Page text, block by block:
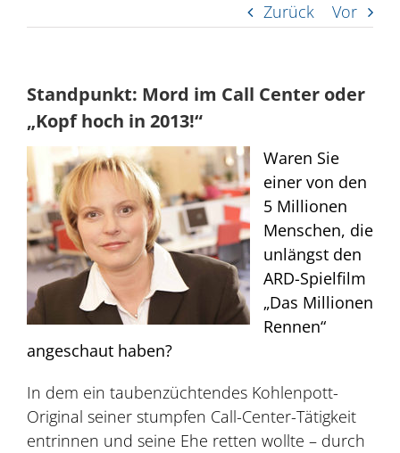
Zurück Vor
Standpunkt: Mord im Call Center oder
„Kopf hoch in 2013!“
Waren Sie
einer von den
5 Millionen
Menschen, die
unlängst den
ARD-Spielfilm
„Das Millionen
Rennen“
angeschaut haben?
In dem ein taubenzüchtendes Kohlenpott-
Original seiner stumpfen Call-Center-Tätigkeit
entrinnen und seine Ehe retten wollte – durch